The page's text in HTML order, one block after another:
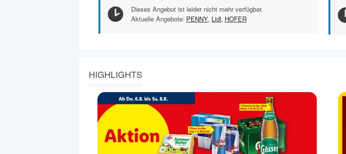
Dieses Angebot ist leider nicht mehr verfügbar.
Aktuelle Angebote: PENNY, Lidl, HOFER
HIGHLIGHTS